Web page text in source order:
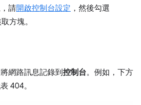
請開啟控制台設定 ，然後勾選
方塊。
網路訊息記錄到控制台。例如，下方
404。